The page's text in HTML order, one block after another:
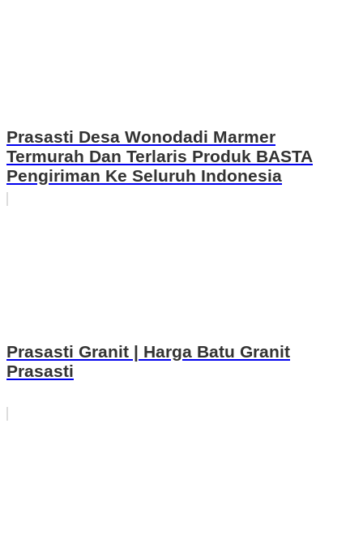
Prasasti Desa Wonodadi Marmer
Termurah Dan Terlaris Produk BASTA
Pengiriman Ke Seluruh Indonesia
Prasasti Granit | Harga Batu Granit
Prasasti